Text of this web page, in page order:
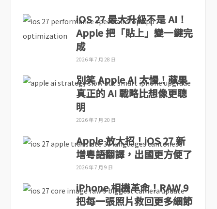
iOS 27 最大升級不是 AI！
Apple 把「貼上」變一鍵完
成
2026 年 7 月 28 日
別笑 Apple AI 太慢！蘋果
真正的 AI 戰略比想像更聰
明
2026 年 7 月 20 日
Apple 放大招！iOS 27 新
增粵語翻譯，出國更方便了
2026 年 7 月 9 日
iPhone 相機革命！RAW 9
把每一張照片救回更多細節